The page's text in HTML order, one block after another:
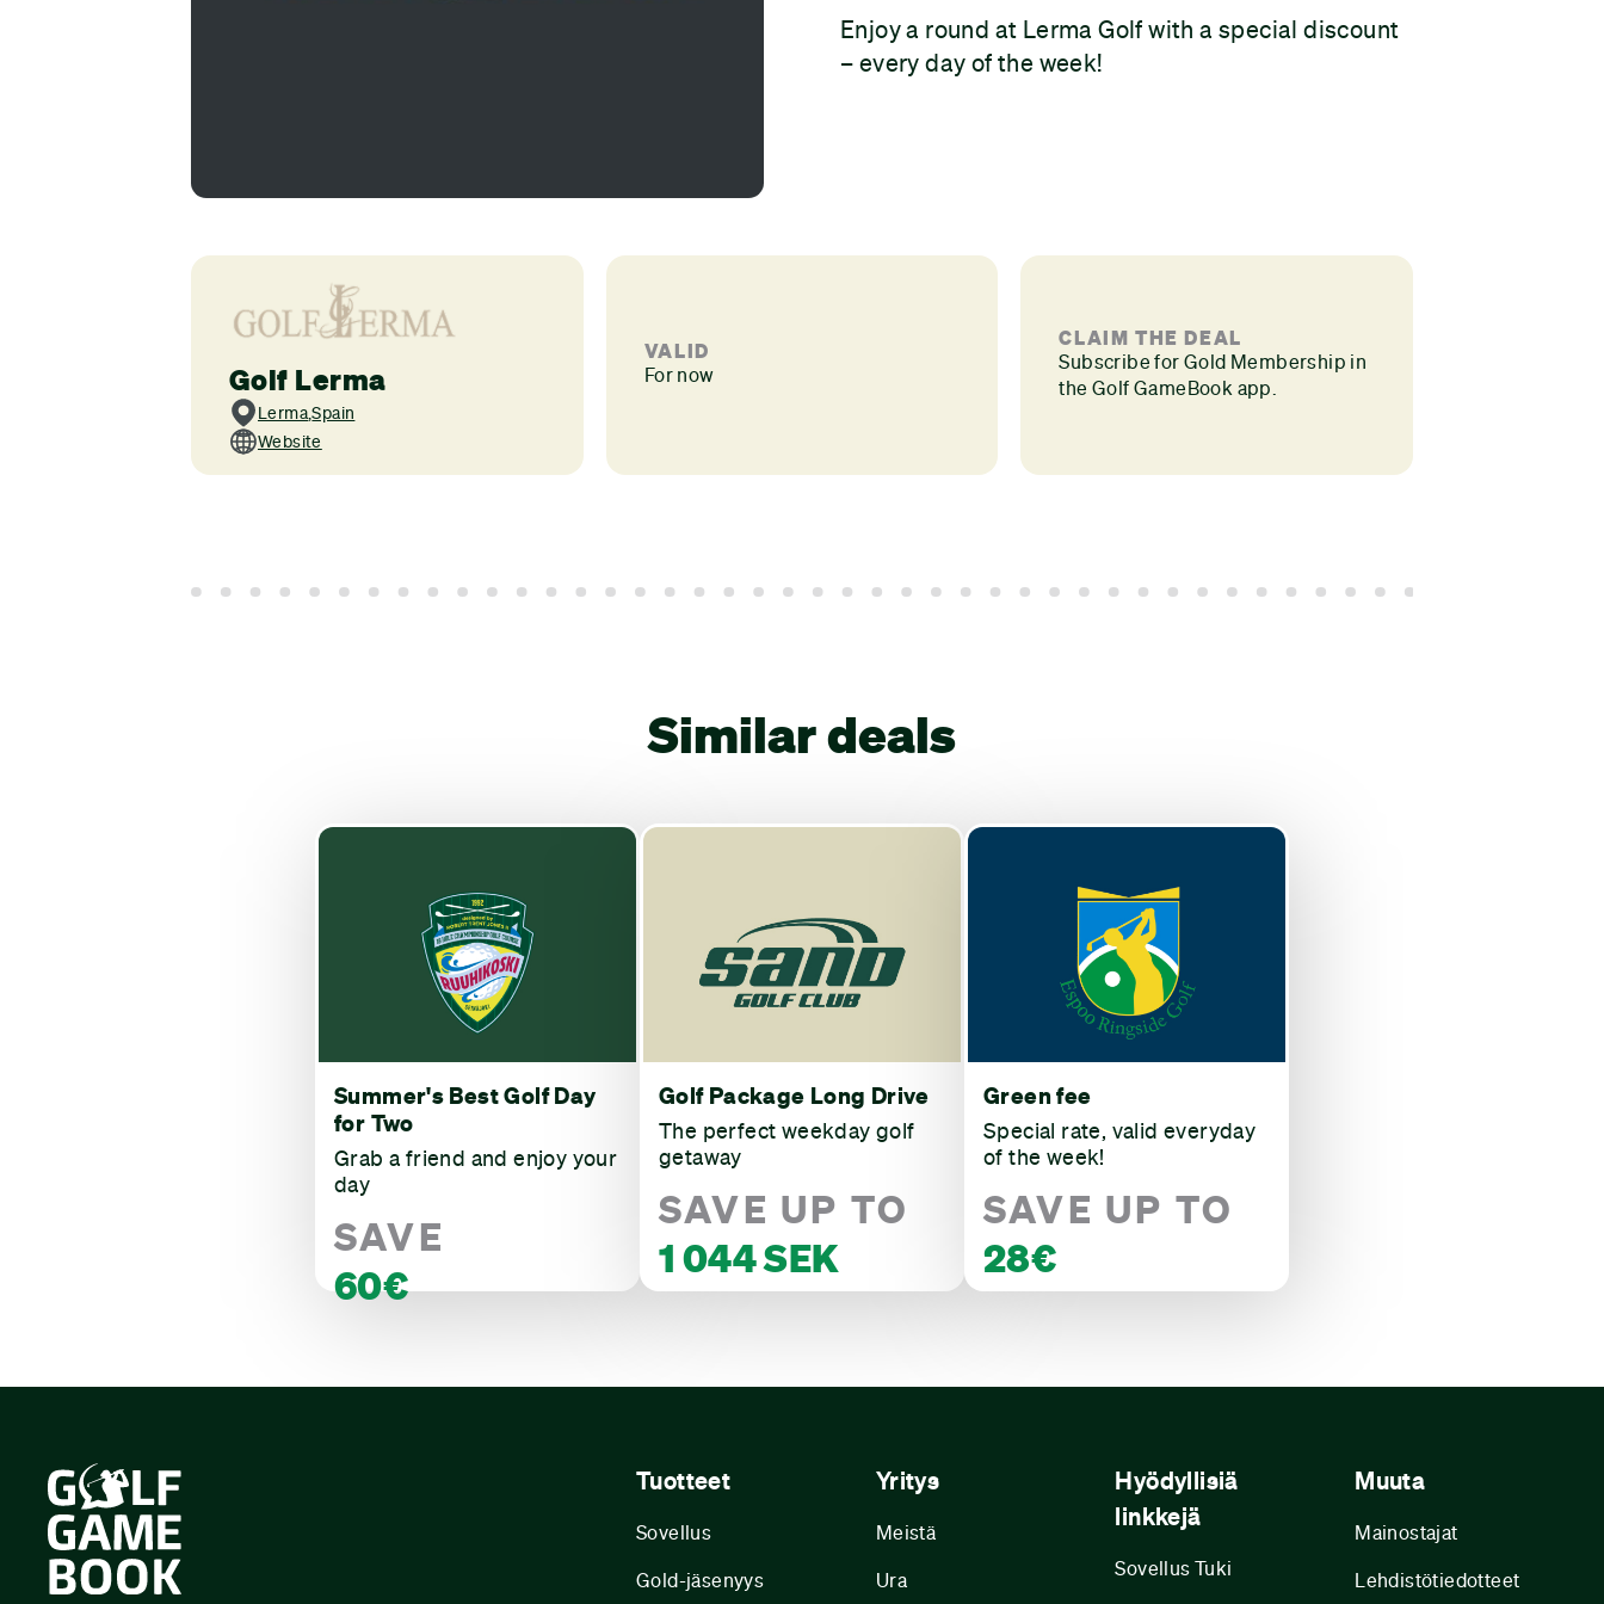
Enjoy a round at Lerma Golf with a special discount
– every day of the week!
Golf Lerma
Lerma,Spain
Website
VALID
For now
CLAIM THE DEAL
Subscribe for Gold Membership in
the Golf GameBook app.
Similar deals
Summer's Best Golf Day
for Two
Grab a friend and enjoy your
day
SAVE
60€
Golf Package Long Drive
The perfect weekday golf
getaway
SAVE UP TO
1 044 SEK
Green fee
Special rate, valid everyday
of the week!
SAVE UP TO
28€
Tuotteet
Sovellus
Gold-jäsenyys
Yritys
Meistä
Ura
Hyödyllisiä
linkkejä
Sovellus Tuki
Muuta
Mainostajat
Lehdistötiedotteet